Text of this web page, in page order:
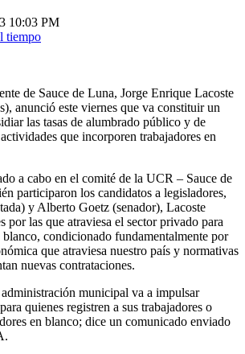
10:03 PM
tiempo
de Sauce de Luna, Jorge Enrique Lacoste
anunció este viernes que va constituir un
las tasas de alumbrado público y de
que incorporen trabajadores en
a cabo en el comité de la UCR – Sauce de
participaron los candidatos a legisladores,
y Alberto Goetz (senador), Lacoste
por las que atraviesa el sector privado para
blanco, condicionado fundamentalmente por
que atraviesa nuestro país y normativas
nuevas contrataciones.
municipal va a impulsar
quienes registren a sus trabajadores o
en blanco; dice un comunicado enviado